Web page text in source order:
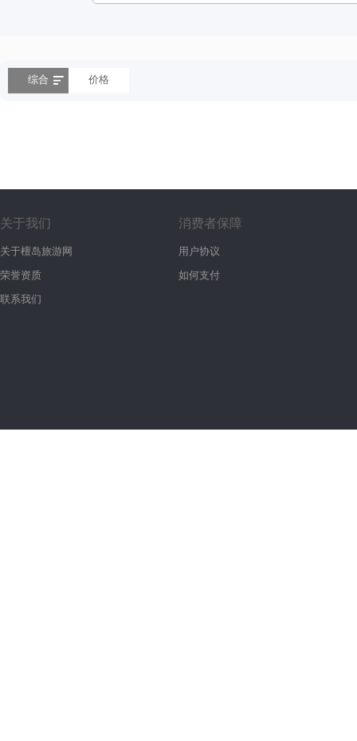
综合 价格
关于我们
关于檀岛旅游网
荣誉资质
联系我们
消费者保障
用户协议
如何支付